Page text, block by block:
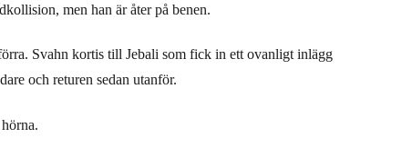
men han är åter på benen.
Svahn kortis till Jebali som fick in ett ovanligt inlägg
och returen sedan utanför.